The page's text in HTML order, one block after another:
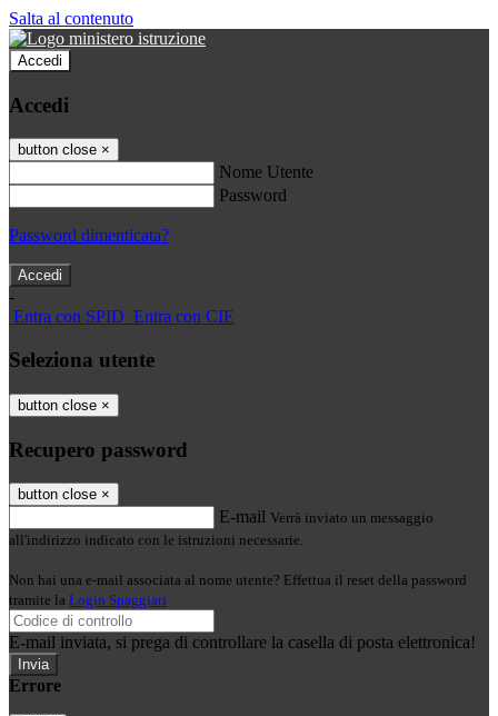
Salta al contenuto
Accedi
Accedi
button close ×
Nome Utente
Password
Password dimenticata?
-
Entra con SPID Entra con CIE
Seleziona utente
button close ×
Recupero password
button close ×
E-mail Verrà inviato un messaggio
all'indirizzo indicato con le istruzioni necessarie.
Non hai una e-mail associata al nome utente? Effettua il reset della password
tramite la Login Spaggiari
E-mail inviata, si prega di controllare la casella di posta elettronica!
Errore